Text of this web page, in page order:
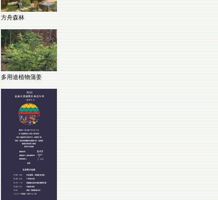
方舟森林
多用途植物蒲姜